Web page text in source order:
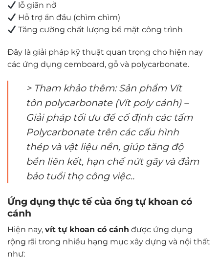
lỗ giãn nở
Hỗ trợ ẩn đầu (chìm chìm)
Tăng cường chất lượng bề mặt công trình
Đây là giải pháp kỹ thuật quan trọng cho hiện nay
các ứng dụng cemboard, gỗ và polycarbonate.
> Tham khảo thêm: Sản phẩm Vít
tôn polycarbonate (Vít poly cánh) –
Giải pháp tối ưu để cố định các tấm
Polycarbonate trên các cấu hình
thép và vật liệu nền, giúp tăng độ
bền liên kết, hạn chế nứt gãy và đảm
bảo tuổi thọ công việc..
Ứng dụng thực tế của ống tự khoan có
cánh
Hiện nay, vít tự khoan có cánh được ứng dụng
rộng rãi trong nhiều hạng mục xây dựng và nội thất
như: